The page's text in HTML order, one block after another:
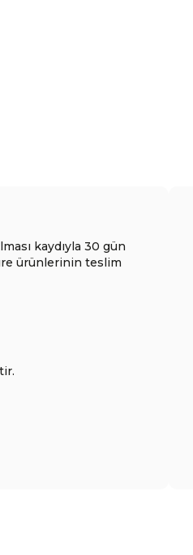
kaydıyla 30 gün
ürünlerinin teslim